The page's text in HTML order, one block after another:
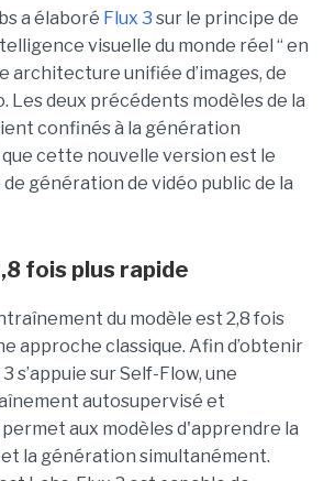
a élaboré Flux 3 sur le principe de
visuelle du monde réel “ en
architecture unifiée d’images, de
Les deux précédents modèles de la
confinés à la génération
que cette nouvelle version est le
génération de vidéo public de la
fois plus rapide
du modèle est 2,8 fois
approche classique. Afin d’obtenir
s’appuie sur Self-Flow, une
autosupervisé et
aux modèles d'apprendre la
la génération simultanément.